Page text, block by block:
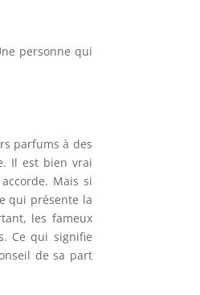
personne qui
parfums à des
Il est bien vrai
Mais si
qui présente la
les fameux
Ce qui signifie
de sa part